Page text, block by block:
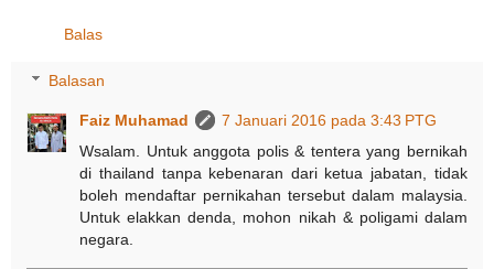
Balas
Balasan
Faiz Muhamad
7 Januari 2016 pada 3:43 PTG
Wsalam. Untuk anggota polis & tentera yang bernikah
di thailand tanpa kebenaran dari ketua jabatan, tidak
boleh mendaftar pernikahan tersebut dalam malaysia.
Untuk elakkan denda, mohon nikah & poligami dalam
negara.